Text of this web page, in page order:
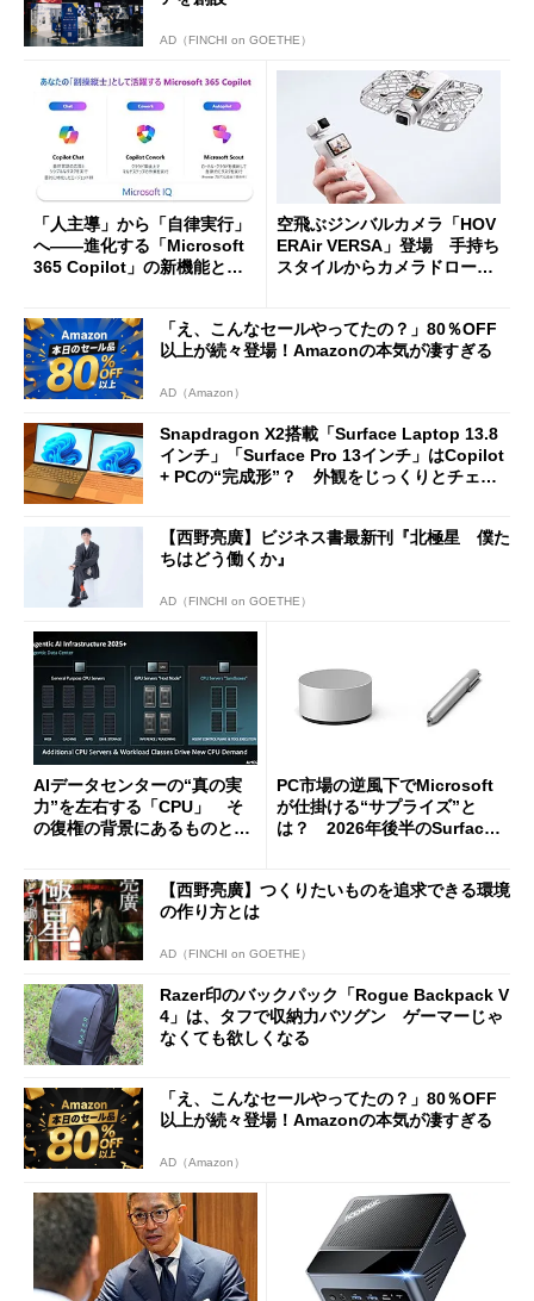
AD（FINCHI on GOETHE）
「人主導」から「自律実行」
へ――進化する「Microsoft
365 Copilot」の新機能とエ
空飛ぶジンバルカメラ「HOV
ERAir VERSA」登場 手持ち
スタイルからカメラドローン
「え、こんなセールやってたの？」80％OFF
以上が続々登場！Amazonの本気が凄すぎる
AD（Amazon）
Snapdragon X2搭載「Surface Laptop 13.8
インチ」「Surface Pro 13インチ」はCopilot
+ PCの“完成形”？ 外観をじっくりとチェッ
【西野亮廣】ビジネス書最新刊『北極星 僕た
ちはどう働くか』
AD（FINCHI on GOETHE）
AIデータセンターの“真の実
力”を左右する「CPU」 そ
の復権の背景にあるものと
PC市場の逆風下でMicrosoft
が仕掛ける“サプライズ”と
は？ 2026年後半のSurface
【西野亮廣】つくりたいものを追求できる環境
の作り方とは
AD（FINCHI on GOETHE）
Razer印のバックパック「Rogue Backpack V
4」は、タフで収納力バツグン ゲーマーじゃ
なくても欲しくなる
「え、こんなセールやってたの？」80％OFF
以上が続々登場！Amazonの本気が凄すぎる
AD（Amazon）